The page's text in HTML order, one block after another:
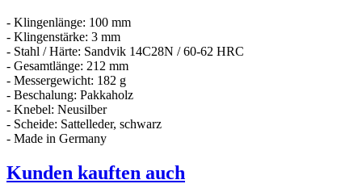
- Klingenlänge: 100 mm
- Klingenstärke: 3 mm
- Stahl / Härte: Sandvik 14C28N / 60-62 HRC
- Gesamtlänge: 212 mm
- Messergewicht: 182 g
- Beschalung: Pakkaholz
- Knebel: Neusilber
- Scheide: Sattelleder, schwarz
- Made in Germany
Kunden kauften auch